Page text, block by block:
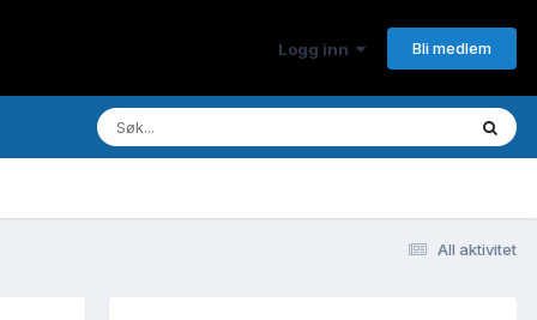
Logg inn Bli medlem
All aktivitet